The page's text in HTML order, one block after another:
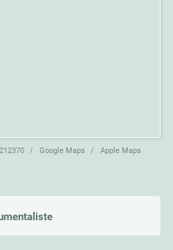
Google Maps Apple Maps